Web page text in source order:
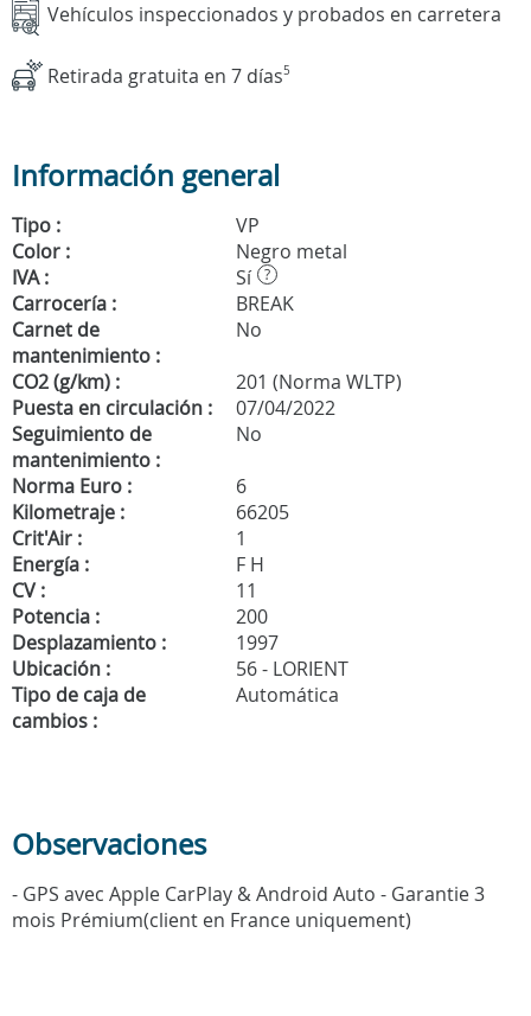
Vehículos inspeccionados y probados en carretera
Retirada gratuita en 7 días5
Información general
Tipo :
VP
Color :
Negro metal
IVA :
Sí ?
Carrocería :
BREAK
Carnet de
mantenimiento :
No
CO2 (g/km) :
201 (Norma WLTP)
Puesta en circulación :
07/04/2022
Seguimiento de
mantenimiento :
No
Norma Euro :
6
Kilometraje :
66205
Crit'Air :
1
Energía :
F H
CV :
11
Potencia :
200
Desplazamiento :
1997
Ubicación :
56 - LORIENT
Tipo de caja de
cambios :
Automática
Observaciones
- GPS avec Apple CarPlay & Android Auto - Garantie 3
mois Prémium(client en France uniquement)